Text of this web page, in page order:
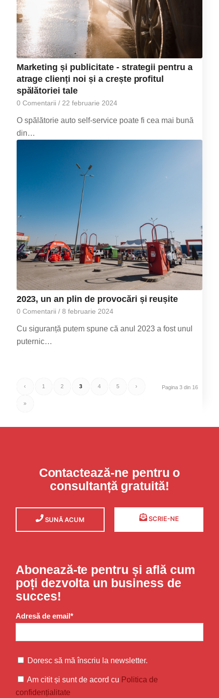
Marketing și publicitate - strategii pentru a
atrage clienți noi și a crește profitul
spălătoriei tale
0 Comentarii / 22 februarie 2024
O spălătorie auto self-service poate fi cea mai bună
din…
2023, un an plin de provocări și reușite
0 Comentarii / 8 februarie 2024
Cu siguranță putem spune că anul 2023 a fost unul
puternic…
Pagina 3 din 16
‹ 1 2 3 4 5 ›
»
Contactează-ne pentru o
consultanță gratuită!
SUNĂ ACUM SCRIE-NE
Abonează-te pentru și află cum
poți dezvolta un business de
succes!
Adresă de email*
Doresc să mă înscriu la newsletter.
Am citit și sunt de acord cu Politica de
confidențialitate